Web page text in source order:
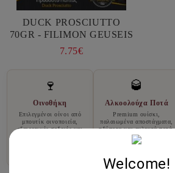
DUCK PROSCIUTTO
70GR - FILIMON GEUSEIS
7.75€
🍷
Οινοθήκη
Επιλεγμένοι οίνοι από
μπουτίκ οινοποιεία,
εξαιρετικές σοδειές και
🥃
Αλκοολούχα Ποτά
Premium ουίσκι,
παλαιωμένα αποστάγματα,
ηδύποτα και εκλεκτά ποτά.
Welcome!